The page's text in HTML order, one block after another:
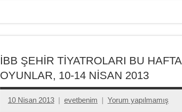
İBB ŞEHİR TİYATROLARI BU HAFTA
OYUNLAR, 10-14 NİSAN 2013
10 Nisan 2013 evetbenim Yorum yapılmamış